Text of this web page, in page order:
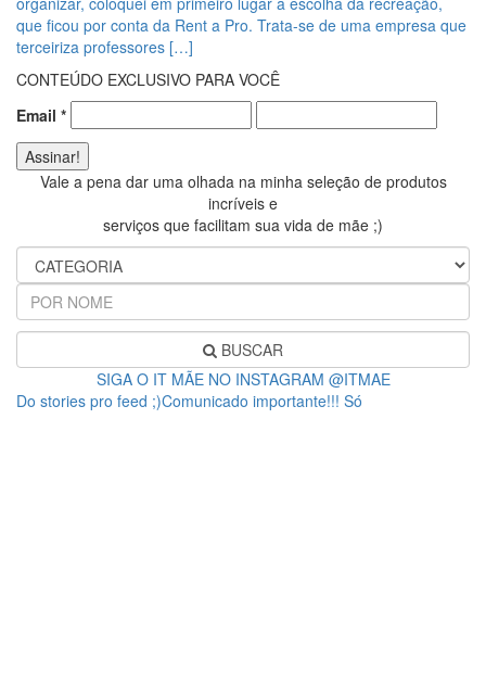
que ficou por conta da Rent a Pro. Trata-se de uma empresa que
terceiriza professores […]
CONTEÚDO EXCLUSIVO PARA VOCÊ
Email *
Vale a pena dar uma olhada na minha seleção de produtos
incríveis e
serviços que facilitam sua vida de mãe ;)
BUSCAR
SIGA O IT MÃE NO INSTAGRAM @ITMAE
Do stories pro feed ;)Comunicado importante!!! Só